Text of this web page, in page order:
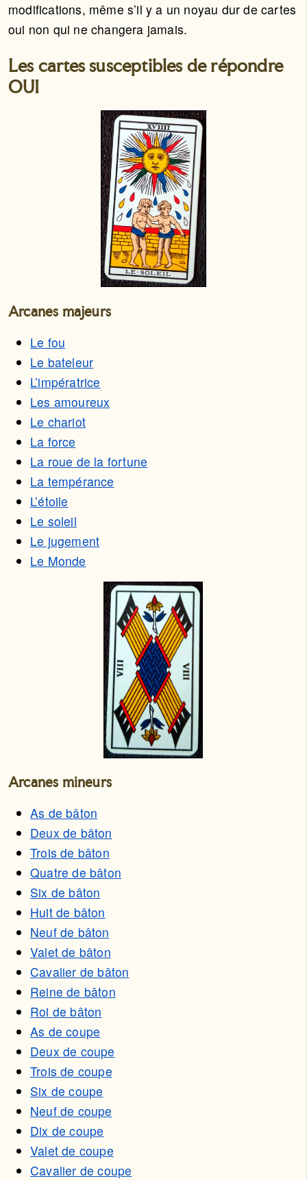
modifications, même s’il y a un noyau dur de cartes
oui non qui ne changera jamais.
Les cartes susceptibles de répondre
OUI
Arcanes majeurs
Le fou
Le bateleur
L’impératrice
Les amoureux
Le chariot
La force
La roue de la fortune
La tempérance
L’étoile
Le soleil
Le jugement
Le Monde
Arcanes mineurs
As de bâton
Deux de bâton
Trois de bâton
Quatre de bâton
Six de bâton
Huit de bâton
Neuf de bâton
Valet de bâton
Cavalier de bâton
Reine de bâton
Roi de bâton
As de coupe
Deux de coupe
Trois de coupe
Six de coupe
Neuf de coupe
Dix de coupe
Valet de coupe
Cavalier de coupe